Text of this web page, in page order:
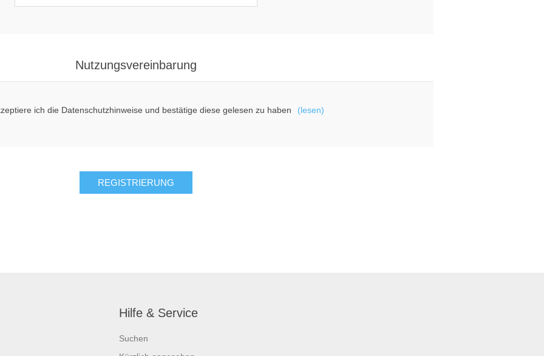
Nutzungsvereinbarung
ich die Datenschutzhinweise und bestätige diese gelesen zu haben (lesen)
Hilfe & Service
Suchen